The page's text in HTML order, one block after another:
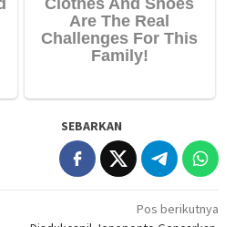
SEBARKAN
Pos berikutnya